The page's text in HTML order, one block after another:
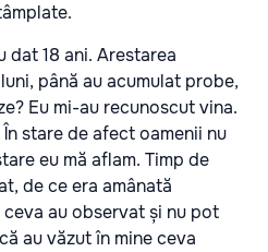
dat 18 ani. Arestarea
până au acumulat probe,
Eu mi-au recunoscut vina.
stare de afect oamenii nu
eu mă aflam. Timp de
de ce era amânată
au observat și nu pot
au văzut în mine ceva